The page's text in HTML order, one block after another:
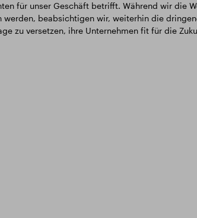
für unser Geschäft betrifft. Während wir die
beabsichtigen wir, weiterhin die
zu versetzen, ihre Unternehmen fit für die